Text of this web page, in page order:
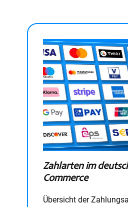
Zahlarten im
Commerce
Übersicht der